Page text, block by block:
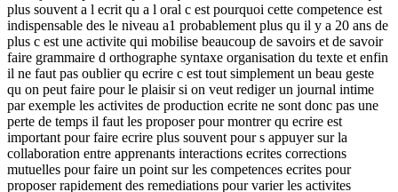
plus souvent a l ecrit qu a l oral c est pourquoi cette competence est
indispensable des le niveau a1 probablement plus qu il y a 20 ans de
plus c est une activite qui mobilise beaucoup de savoirs et de savoir
faire grammaire d orthographe syntaxe organisation du texte et enfin
il ne faut pas oublier qu ecrire c est tout simplement un beau geste
qu on peut faire pour le plaisir si on veut rediger un journal intime
par exemple les activites de production ecrite ne sont donc pas une
perte de temps il faut les proposer pour montrer qu ecrire est
important pour faire ecrire plus souvent pour s appuyer sur la
collaboration entre apprenants interactions ecrites corrections
mutuelles pour faire un point sur les competences ecrites pour
proposer rapidement des remediations pour varier les activites